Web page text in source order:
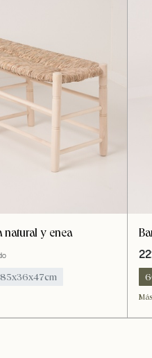
natural y enea
85x36x47cm